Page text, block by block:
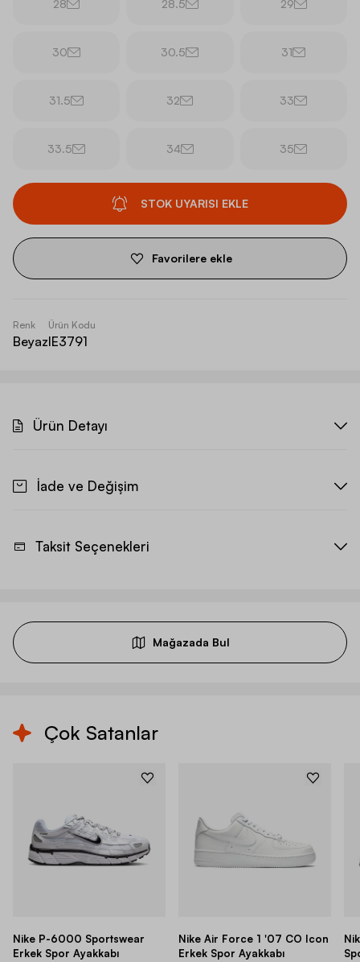
28 28.5 29
30 30.5 31
31.5 32 33
33.5 34 35
STOK UYARISI EKLE
Favorilere ekle
Renk
Beyaz
Ürün Kodu
IE3791
Ürün Detayı
İade ve Değişim
Taksit Seçenekleri
Mağazada Bul
Çok Satanlar
Nike P-6000 Sportswear
Erkek Spor Ayakkabı
Nike Air Force 1 '07 CO Icon
Erkek Spor Ayakkabı